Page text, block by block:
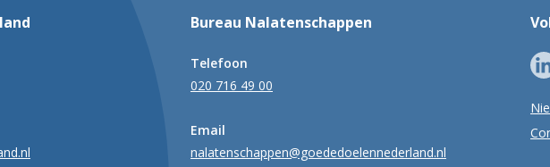
Bureau Nalatenschappen
Telefoon
020 716 49 00
Email
nalatenschappen@goededoelennederland.nl